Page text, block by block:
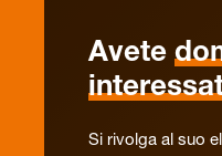
Avete
Si rivolga al suo